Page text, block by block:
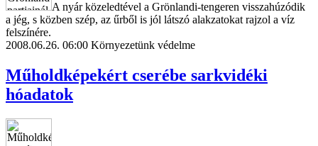
A nyár közeledtével a Grönlandi-tengeren visszahúzódik
a jég, s közben szép, az űrből is jól látszó alakzatokat rajzol a víz
felszínére.
2008.06.26. 06:00 Környezetünk védelme
Műholdképekért cserébe sarkvidéki
hóadatok